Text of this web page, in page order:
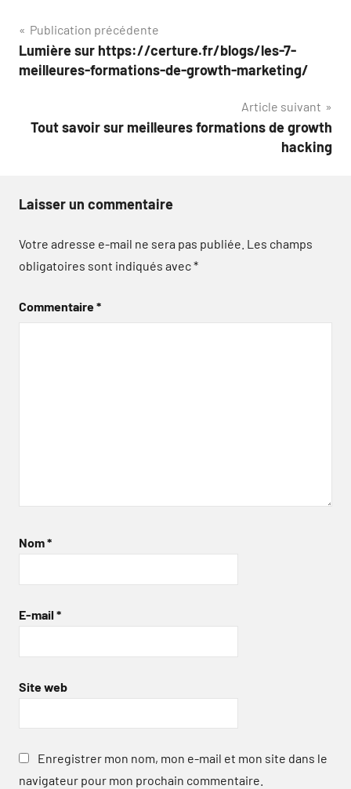
Navigation
de
Publication précédente
Lumière sur https://certure.fr/blogs/les-7-
meilleures-formations-de-growth-marketing/
Article suivant
Tout savoir sur meilleures formations de growth
hacking
Laisser un commentaire
Votre adresse e-mail ne sera pas publiée. Les champs
obligatoires sont indiqués avec*
Commentaire*
Nom*
E-mail *
Site web
Enregistrer mon nom, mon e-mail et mon site dans le
navigateur pour mon prochain commentaire.